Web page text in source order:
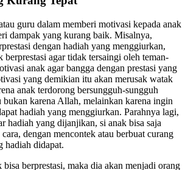
guru dalam memberi motivasi kepada anak
dampak yang kurang baik. Misalnya,
dengan hadiah yang menggiurkan,
berprestasi agar tidak tersaingi oleh teman-
anak agar bangga dengan prestasi yang
yang demikian itu akan merusak watak
anak terdorong bersungguh-sungguh
bukan karena Allah, melainkan karena ingin
hadiah yang menggiurkan. Parahnya lagi,
hadiah yang dijanjikan, si anak bisa saja
dengan mencontek atau berbuat curang